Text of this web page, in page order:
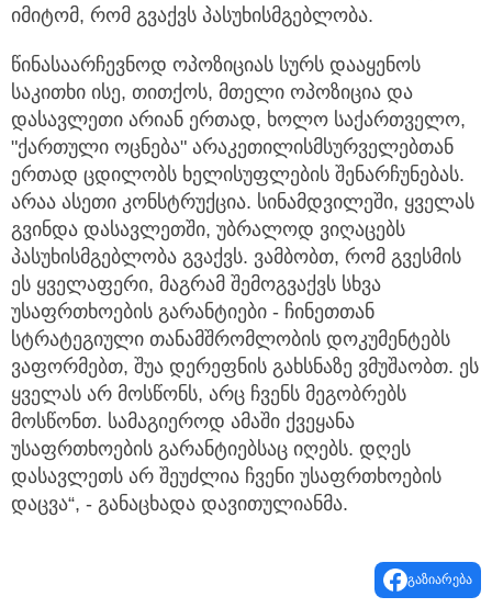
იმიტომ, რომ გვაქვს პასუხისმგებლობა.
წინასაარჩევნოდ ოპოზიციას სურს დააყენოს
საკითხი ისე, თითქოს, მთელი ოპოზიცია და
დასავლეთი არიან ერთად, ხოლო საქართველო,
"ქართული ოცნება" არაკეთილისმსურველებთან
ერთად ცდილობს ხელისუფლების შენარჩუნებას.
არაა ასეთი კონსტრუქცია. სინამდვილეში, ყველას
გვინდა დასავლეთში, უბრალოდ ვიღაცებს
პასუხისმგებლობა გვაქვს. ვამბობთ, რომ გვესმის
ეს ყველაფერი, მაგრამ შემოგვაქვს სხვა
უსაფრთხოების გარანტიები - ჩინეთთან
სტრატეგიული თანამშრომლობის დოკუმენტებს
ვაფორმებთ, შუა დერეფნის გახსნაზე ვმუშაობთ. ეს
ყველას არ მოსწონს, არც ჩვენს მეგობრებს
მოსწონთ. სამაგიეროდ ამაში ქვეყანა
უსაფრთხოების გარანტიებსაც იღებს. დღეს
დასავლეთს არ შეუძლია ჩვენი უსაფრთხოების
დაცვა“, - განაცხადა დავითულიანმა.
გაზიარება